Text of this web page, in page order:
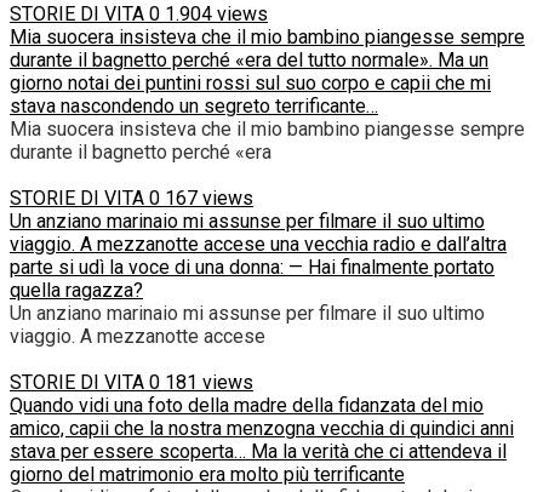
STORIE DI VITA 0 1.904 views
Mia suocera insisteva che il mio bambino piangesse sempre
durante il bagnetto perché «era del tutto normale». Ma un
giorno notai dei puntini rossi sul suo corpo e capii che mi
stava nascondendo un segreto terrificante…
Mia suocera insisteva che il mio bambino piangesse sempre
durante il bagnetto perché «era
STORIE DI VITA 0 167 views
Un anziano marinaio mi assunse per filmare il suo ultimo
viaggio. A mezzanotte accese una vecchia radio e dall’altra
parte si udì la voce di una donna: — Hai finalmente portato
quella ragazza?
Un anziano marinaio mi assunse per filmare il suo ultimo
viaggio. A mezzanotte accese
STORIE DI VITA 0 181 views
Quando vidi una foto della madre della fidanzata del mio
amico, capii che la nostra menzogna vecchia di quindici anni
stava per essere scoperta… Ma la verità che ci attendeva il
giorno del matrimonio era molto più terrificante